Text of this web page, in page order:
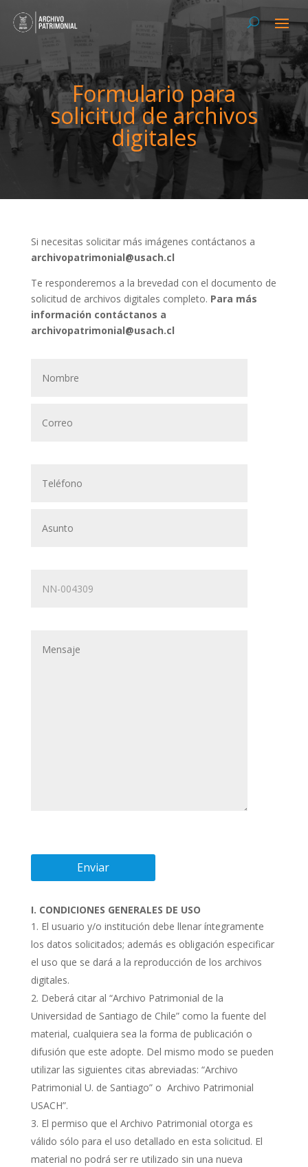
Formulario para
solicitud de archivos
digitales
Si necesitas solicitar más imágenes contáctanos a
archivopatrimonial@usach.cl
Te responderemos a la brevedad con el documento de
solicitud de archivos digitales completo. Para más
información contáctanos a
archivopatrimonial@usach.cl
I. CONDICIONES GENERALES DE USO
El usuario y/o institución debe llenar íntegramente
los datos solicitados; además es obligación especificar
el uso que se dará a la reproducción de los archivos
digitales.
Deberá citar al “Archivo Patrimonial de la
Universidad de Santiago de Chile” como la fuente del
material, cualquiera sea la forma de publicación o
difusión que este adopte. Del mismo modo se pueden
utilizar las siguientes citas abreviadas: “Archivo
Patrimonial U. de Santiago” o Archivo Patrimonial
USACH”.
El permiso que el Archivo Patrimonial otorga es
válido sólo para el uso detallado en esta solicitud. El
material no podrá ser re utilizado sin una nueva